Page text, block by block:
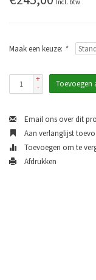
Incl. btw
Maak een keuze: *
+
-
Toevoegen
Email ons over dit
Aan verlanglijst
Toevoegen om te
Afdrukken